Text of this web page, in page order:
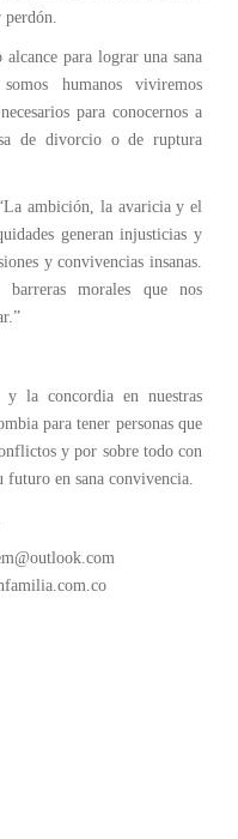
perdón.
para lograr una sana
humanos viviremos
para conocernos a
de divorcio o de ruptura
ambición, la avaricia y el
generan injusticias y
y convivencias insanas.
barreras morales que nos
la concordia en nuestras
para tener personas que
y por sobre todo con
futuro en sana convivencia.